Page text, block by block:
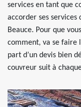
services en tant que
accorder ses services
Beauce. Pour que
comment, va se faire
part d’un devis bien
couvreur suit à